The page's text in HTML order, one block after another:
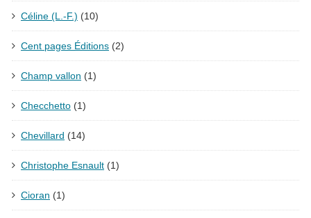
Céline (L.-F.) (10)
Cent pages Éditions (2)
Champ vallon (1)
Checchetto (1)
Chevillard (14)
Christophe Esnault (1)
Cioran (1)